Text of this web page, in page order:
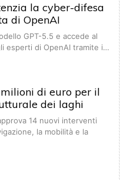
la cyber-difesa
di OpenAI
GPT-5.5 e accede al
esperti di OpenAI tramite i…
di euro per il
dei laghi
14 nuovi interventi
la mobilità e la